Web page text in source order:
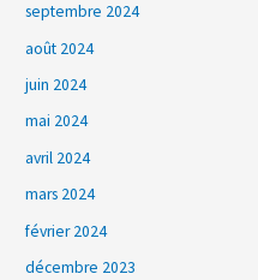
septembre 2024
août 2024
juin 2024
mai 2024
avril 2024
mars 2024
février 2024
décembre 2023